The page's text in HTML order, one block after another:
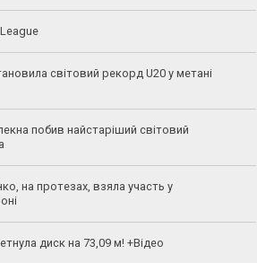
світовий рекорд U20 у метані
побив найстаріший світовий
на протезах, взяла участь у
диск на 73,09 м! +Відео